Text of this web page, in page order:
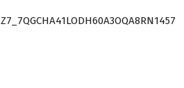
Z7_7QGCHA41LODH60A3OQA8RN1457